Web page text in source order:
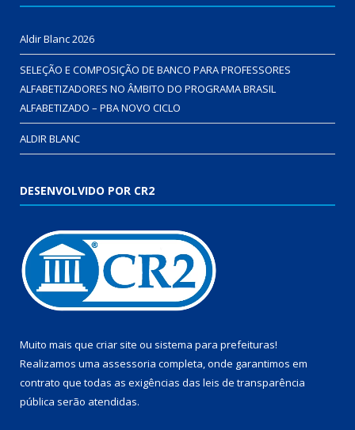
Aldir Blanc 2026
SELEÇÃO E COMPOSIÇÃO DE BANCO PARA PROFESSORES
ALFABETIZADORES NO ÂMBITO DO PROGRAMA BRASIL
ALFABETIZADO – PBA NOVO CICLO
ALDIR BLANC
DESENVOLVIDO POR CR2
Muito mais que criar site ou sistema para prefeituras!
Realizamos uma assessoria completa, onde garantimos em
contrato que todas as exigências das leis de transparência
pública serão atendidas.